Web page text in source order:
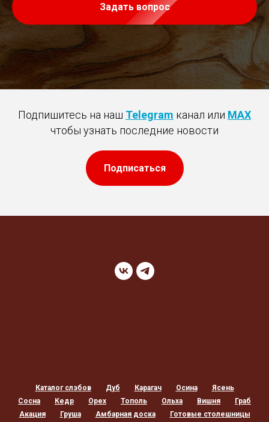
Задать вопрос
Подпишитесь на наш Telegram канал или MAX
чтобы узнать последние новости
Подписаться
Каталог слэбов Дуб Карагач Осина
Ясень
Сосна
Кедр Орех Тополь Ольха Вишня
Граб
Акация
Груша Амбарная доска Готовые столешницы